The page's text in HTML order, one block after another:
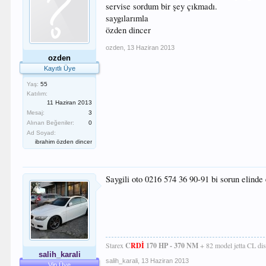
ozden
Kayıtlı Üye
Yaş: 55
Katılım:
11 Haziran 2013
Mesaj:
3
Alınan Beğeniler:
0
Ad Soyad:
ibrahim özden dincer
servise sordum bir şey çıkmadı.
saygılarımla
özden dincer
ozden 13 Haziran 2013
salih_karali
Saygili oto 0216 574 36 90-91 bi sorun
StarexCRDİ 170 HP - 370 NM+ 82 model jetta CL
salih_karali 13 Haziran 2013